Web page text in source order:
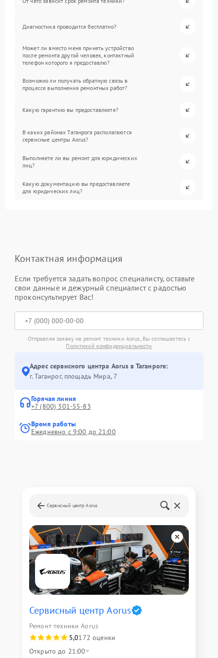
Диагностика проводится бесплатно?
Может ли вместо меня принять устройство
после ремонта другой человек, контактный
телефон которого я предоставлю?
Возможно ли получать обратную связь в
процессе выполнения ремонтных работ?
Какую гарантию вы предоставляете?
В каких районах Таганрога располагаются
сервисные центры Aorus?
Выполняете ли вы ремонт для юридических
лиц?
Какую документацию вы предоставляете
для юридических лиц?
Контактная информация
Если требуется задать вопрос специалисту, оставьте
свои данные и дежурный специалист с радостью
проконсультирует Вас!
Отправляя заявку на ремонт техники Aorus, Вы соглашаетесь с
Политикой конфиденциальности
Адрес сервисного центра Aorus в Таганроге:
г. Таганрог, площадь Мира, 7
Горячая линия
+7 (800) 301-55-83
Время работы
Ежедневно с 9:00 до 21:00
Сервисный центр Aorus
Сервисный центр Aorus
Ремонт техники Aorus
5,0172 оценки
Открыто до 21:00